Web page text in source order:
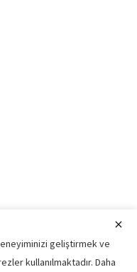
geliştirmek ve
kullanılmaktadır. Daha